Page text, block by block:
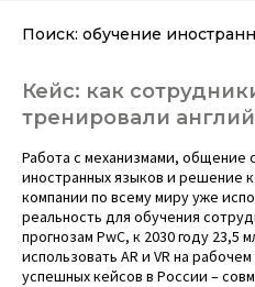
Поиск: обучение
Кейс: как
тренировали
Работа с механизмами, общение
иностранных языков и решение
компании по всему миру уже
реальность для обучения
прогнозам PwC, к 2030 году 23,5
использовать AR и VR на
успешных кейсов в России –